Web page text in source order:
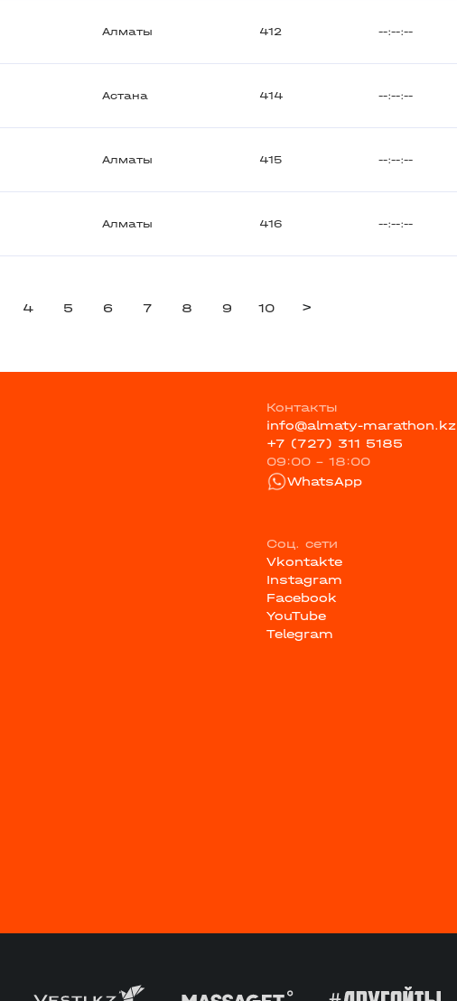
Алматы 412 --:--:--
Астана 414 --:--:--
Алматы 415 --:--:--
Алматы 416 --:--:--
4 5 6 7 8 9 10 >
Контакты
info@almaty-marathon.kz
+7 (727) 311 5185
09:00 - 18:00
WhatsApp
Соц. сети
Vkontakte
Instagram
Facebook
YouTube
Telegram